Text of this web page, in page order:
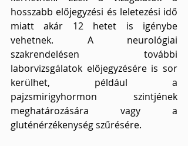
hosszabb előjegyzési és leletezési idő
miatt akár 12 hetet is igénybe
vehetnek. A neurológiai
szakrendelésen további
laborvizsgálatok előjegyzésére is sor
kerülhet, például a
pajzsmirigyhormon szintjének
meghatározására vagy a
gluténérzékenység szűrésére.